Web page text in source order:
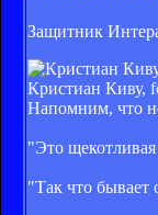
Защитник
Кристиан Киву,
Напомним, что
"Это
"Так что бывает